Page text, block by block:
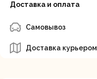
Доставка и оплата
Самовывоз
Доставка курьером